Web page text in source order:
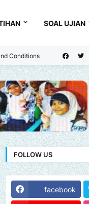
SOAL UJIAN
Conditions
FOLLOW US
facebook